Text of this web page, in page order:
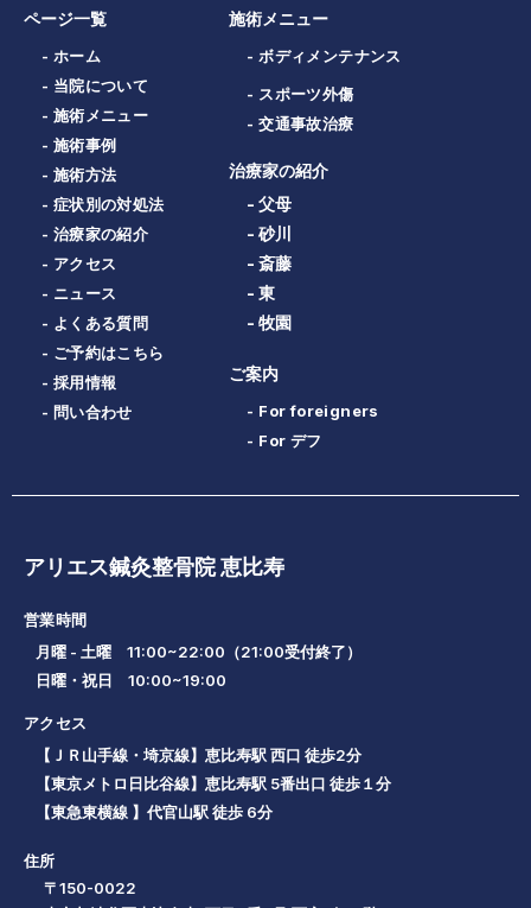
ページ一覧
- ホーム
- 当院について
- 施術メニュー
- 施術事例
- 施術方法
- 症状別の対処法
- 治療家の紹介
- アクセス
- ニュース
- よくある質問
- ご予約はこちら
- 採用情報
- 問い合わせ
施術メニュー
- ボディメンテナンス
- スポーツ外傷
- 交通事故治療
治療家の紹介
- 父母
- 砂川
- 斎藤
- 東
- 牧園
ご案内
- For foreigners
- For デフ
アリエス鍼灸整骨院 恵比寿
営業時間
月曜 - 土曜 11:00~22:00（21:00受付終了）
日曜・祝日 10:00~19:00
アクセス
【ＪＲ山手線・埼京線】恵比寿駅 西口 徒歩2分
【東京メトロ日比谷線】恵比寿駅 5番出口 徒歩１分
【東急東横線 】代官山駅 徒歩 6分
住所
〒150-0022